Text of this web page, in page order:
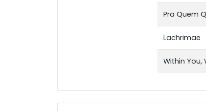
Pra Quem
Lachrimae
Within You,